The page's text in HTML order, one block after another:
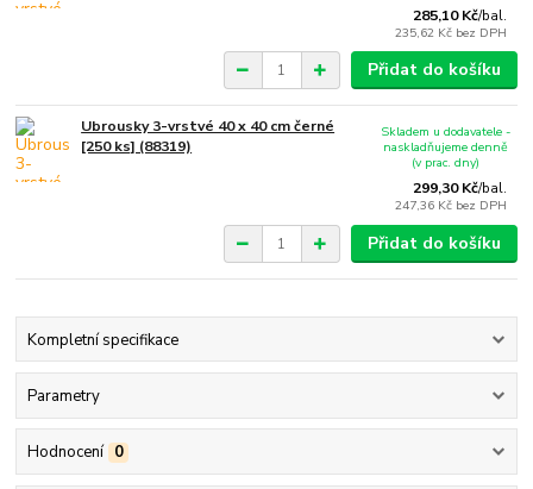
285,10 Kč/bal.
235,62 Kč bez DPH
Přidat do košíku
Ubrousky 3-vrstvé 40 x 40 cm černé
[250 ks] (88319)
299,30 Kč/bal.
247,36 Kč bez DPH
Skladem u dodavatele -
naskladňujeme denně
(v prac. dny)
Přidat do košíku
Kompletní specifikace
Parametry
Hodnocení 0